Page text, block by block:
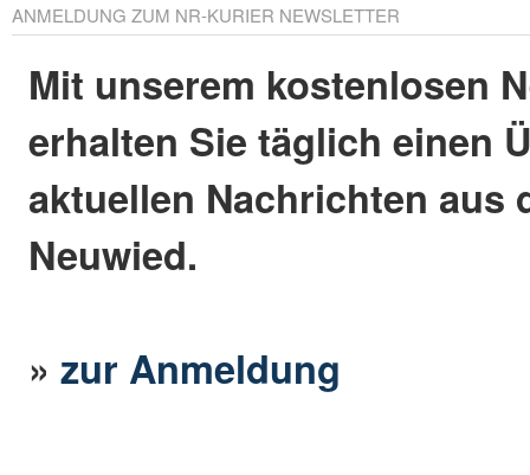
ANMELDUNG ZUM NR-KURIER NEWSLETTER
Mit unserem kostenlosen
erhalten Sie täglich einen
aktuellen Nachrichten aus
Neuwied.
»zur Anmeldung